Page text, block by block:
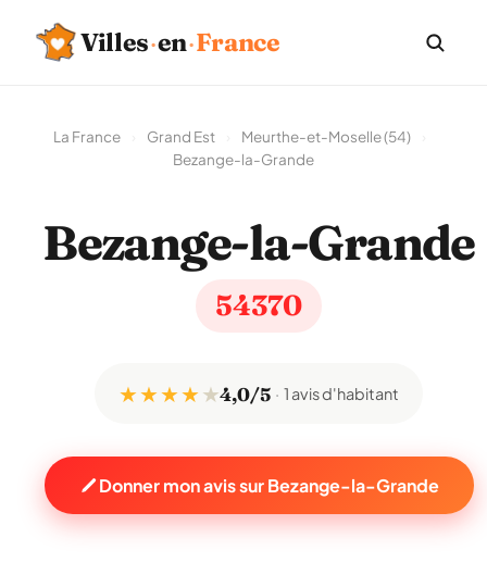
Villes·en·France
La France Grand Est Meurthe-et-Moselle (54)
Bezange-la-Grande
Bezange-la-Grande
54370
★ ★ ★ ★★4,0/5 1 avis d'habitant
Donner mon avis sur Bezange-la-Grande